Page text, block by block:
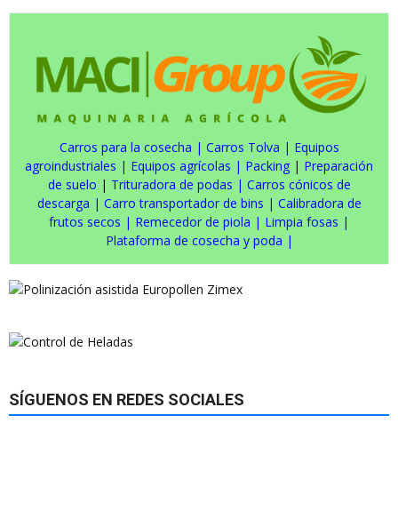
Carros para la cosecha | Carros Tolva | Equipos
agroindustriales | Equipos agrícolas | Packing | Preparación
de suelo | Trituradora de podas | Carros cónicos de
descarga | Carro transportador de bins | Calibradora de
frutos secos | Remecedor de piola | Limpia fosas |
Plataforma de cosecha y poda |
SÍGUENOS EN REDES SOCIALES